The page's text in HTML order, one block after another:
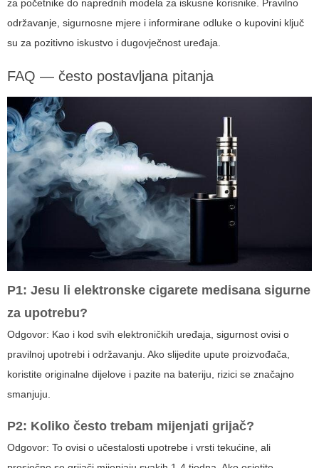
za početnike do naprednih modela za iskusne korisnike. Pravilno
održavanje, sigurnosne mjere i informirane odluke o kupovini ključ
su za pozitivno iskustvo i dugovječnost uređaja.
FAQ — često postavljana pitanja
P1: Jesu li elektronske cigarete medisana sigurne
za upotrebu?
Odgovor: Kao i kod svih elektroničkih uređaja, sigurnost ovisi o
pravilnoj upotrebi i održavanju. Ako slijedite upute proizvođača,
koristite originalne dijelove i pazite na bateriju, rizici se značajno
smanjuju.
P2: Koliko često trebam mijenjati grijač?
Odgovor: To ovisi o učestalosti upotrebe i vrsti tekućine, ali